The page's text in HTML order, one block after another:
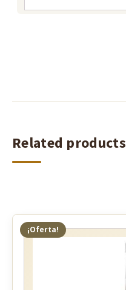
Related products
¡Oferta!